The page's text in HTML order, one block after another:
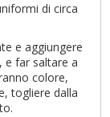
di circa
e aggiungere
e far saltare a
colore,
togliere dalla